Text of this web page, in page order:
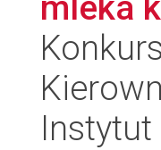
Instytut